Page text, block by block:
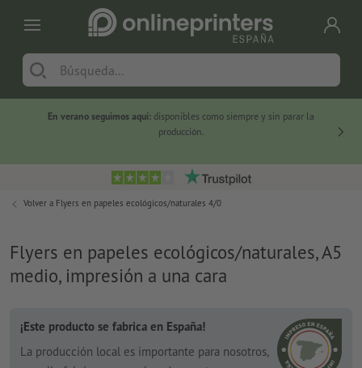
En verano seguimos aquí: disponibles como siempre y sin parar la
producción.
Volver a Flyers en papeles ecológicos/naturales 4/0
Flyers en papeles ecológicos/naturales, A5
medio, impresión a una cara
¡Este producto se fabrica en España!
La producción local es importante para nosotros,